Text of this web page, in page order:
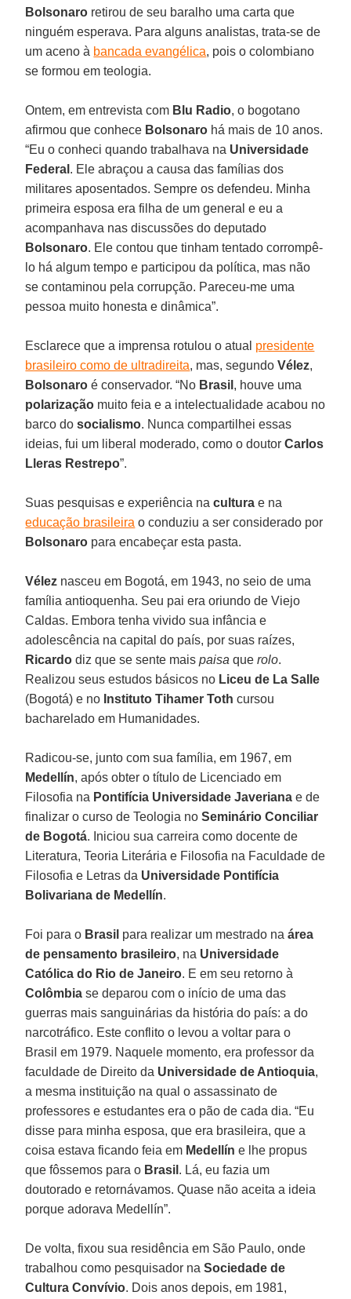
Bolsonaro retirou de seu baralho uma carta que
ninguém esperava. Para alguns analistas, trata-se de
um aceno à bancada evangélica, pois o colombiano
se formou em teologia.
Ontem, em entrevista com Blu Radio, o bogotano
afirmou que conhece Bolsonaro há mais de 10 anos.
“Eu o conheci quando trabalhava na Universidade
Federal . Ele abraçou a causa das famílias dos
militares aposentados. Sempre os defendeu. Minha
primeira esposa era filha de um general e eu a
acompanhava nas discussões do deputado
Bolsonaro. Ele contou que tinham tentado corrompê-
lo há algum tempo e participou da política, mas não
se contaminou pela corrupção. Pareceu-me uma
pessoa muito honesta e dinâmica”.
Esclarece que a imprensa rotulou o atual presidente
brasileiro como de ultradireita, mas, segundoVélez,
Bolsonaro é conservador. “No Brasil , houve uma
polarização muito feia e a intelectualidade acabou no
barco dosocialismo. Nunca compartilhei essas
ideias, fui um liberal moderado, como o doutorCarlos
Lleras Restrepo”.
Suas pesquisas e experiência nacultura e na
educação brasileira o conduziu a ser considerado por
Bolsonaro para encabeçar esta pasta.
Vélez nasceu em Bogotá, em 1943, no seio de uma
família antioquenha. Seu pai era oriundo de Viejo
Caldas. Embora tenha vivido sua infância e
adolescência na capital do país, por suas raízes,
Ricardo diz que se sente maispaisa querolo.
Realizou seus estudos básicos no Liceu de La Salle
(Bogotá) e no Instituto Tihamer Toth cursou
bacharelado em Humanidades.
Radicou-se, junto com sua família, em 1967, em
Medellín, após obter o título de Licenciado em
Filosofia na Pontifícia Universidade Javeriana e de
finalizar o curso de Teologia noSeminário Conciliar
de Bogotá. Iniciou sua carreira como docente de
Literatura, Teoria Literária e Filosofia na Faculdade de
Filosofia e Letras da Universidade Pontifícia
Bolivariana de Medellín.
Foi para o Brasil para realizar um mestrado naárea
de pensamento brasileiro, na Universidade
Católica do Rio de Janeiro. E em seu retorno à
Colômbia se deparou com o início de uma das
guerras mais sanguinárias da história do país: a do
narcotráfico. Este conflito o levou a voltar para o
Brasil em 1979. Naquele momento, era professor da
faculdade de Direito da Universidade de Antioquia,
a mesma instituição na qual o assassinato de
professores e estudantes era o pão de cada dia. “Eu
disse para minha esposa, que era brasileira, que a
coisa estava ficando feia em Medellín e lhe propus
que fôssemos para o Brasil . Lá, eu fazia um
doutorado e retornávamos. Quase não aceita a ideia
porque adorava Medellín”.
De volta, fixou sua residência em São Paulo, onde
trabalhou como pesquisador naSociedade de
Cultura Convívio. Dois anos depois, em 1981,